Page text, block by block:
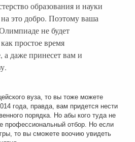
образования и науки
это добро. Поэтому ваша
не будет
простое время
а даже принесет вам и
вуза, то вы тоже можете
года, правда, вам придется нести
порядка. Но абы кого туда не
профессиональный отбор. Но если
то вы сможете воочию увидеть